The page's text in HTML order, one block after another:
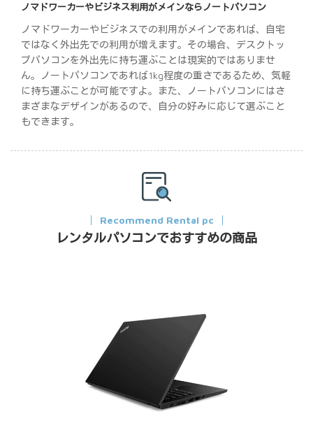
ノマドワーカーやビジネス利用がメインならノートパソコン
ノマドワーカーやビジネスでの利用がメインであれば、自宅
ではなく外出先での利用が増えます。その場合、デスクトッ
プパソコンを外出先に持ち運ぶことは現実的ではありませ
ん。ノートパソコンであれば1kg程度の重さであるため、気軽
に持ち運ぶことが可能ですよ。また、ノートパソコンにはさ
まざまなデザインがあるので、自分の好みに応じて選ぶこと
もできます。
Recommend Rental pc
レンタルパソコンでおすすめの商品